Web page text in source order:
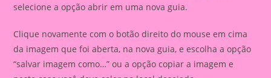
selecione a opção abrir em uma nova guia.
Clique novamente com o botão direito do mouse em cima
da imagem que foi aberta, na nova guia, e escolha a opção
“salvar imagem como…” ou a opção copiar a imagem e